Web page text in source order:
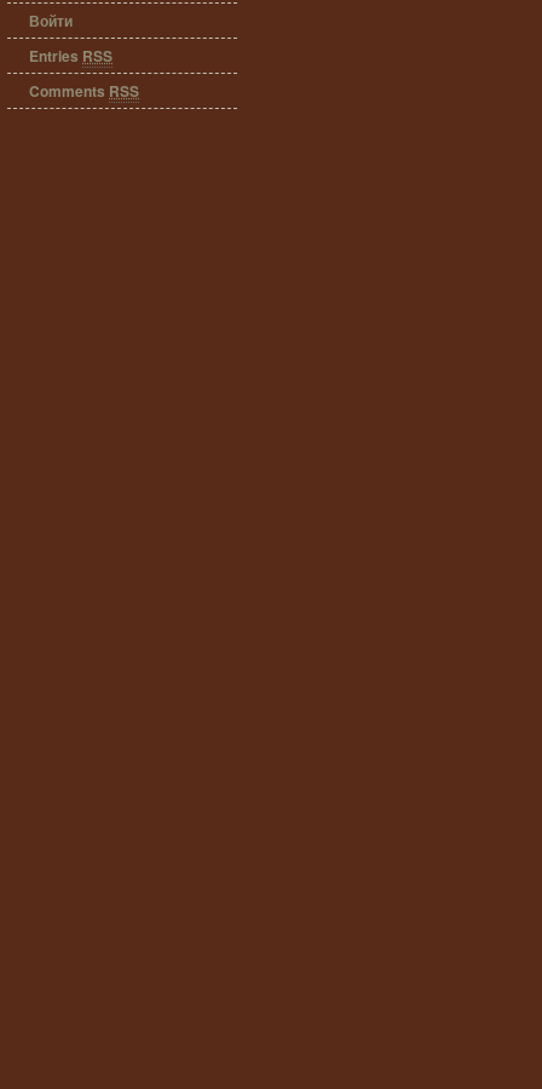
Войти
Entries RSS
Comments RSS